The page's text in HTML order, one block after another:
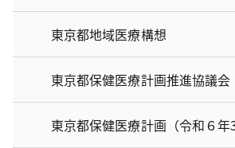
東京都地域医療構想
東京都保健医療計画推進協議会
東京都保健医療計画（令和６年3